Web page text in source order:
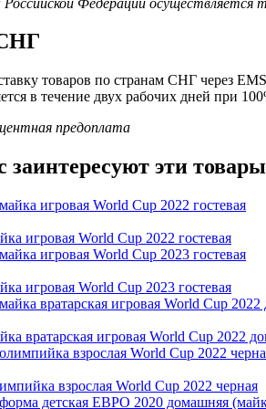
товаров по странам СНГ через
в течение двух рабочих дней при
предоплата
заинтересуют эти
игровая World Cup 2022 гостевая
игровая World Cup 2023 гостевая
вратарская игровая World Cup 2022
взрослая World Cup 2022 черная